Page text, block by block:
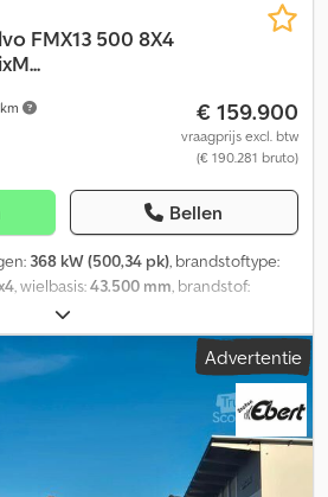
FMX13 500 8X4
€ 159.900
vraagprijs excl. btw
(€ 190.281 bruto)
Bellen
368 kW (500,34 pk), brandstoftype:
, wielbasis:43.500 mm, brandstof:
, emissieklasse:Euro 6, Bouwjaar:2026,
Apple CarPlay, Bluetooth, EBS
aanhangwagenkoppeling,
centrale vergrendeling,
raamverstelling, elektronisch
navigatiesysteem, tractieregeling
= - Verwarmde spiegels -
Advertentie